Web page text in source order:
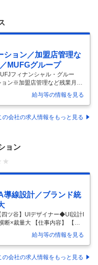
開発（各種SaaSのAPIをコー
ション／加盟店管理な
MUFGグループ
フィナンシャル・グルー
ン※加盟店管理など残業月10
内容】 【事務経験歓迎】事
月10h産育休復帰100％/MUFG
ットカード加盟店を支える事務
上／基本的に定時退社を推奨◎
合わせてお休みを取ることが
いことを目
給与等の情報を見る
の会社の求人情報をもっと見る
ョン
導線設計／ブランド統
ツ谷】UIデザイナー◆UI設計I
断×裁量大 【仕事内容】 【四
ランド統括/上流参画×事業横
点をもった業務/豊富なキャリ
厚生/年間休日122日】 ■業務内
イトにおけるUI設計（画面設
給与等の情報を見る
の会社の求人情報をもっと見る